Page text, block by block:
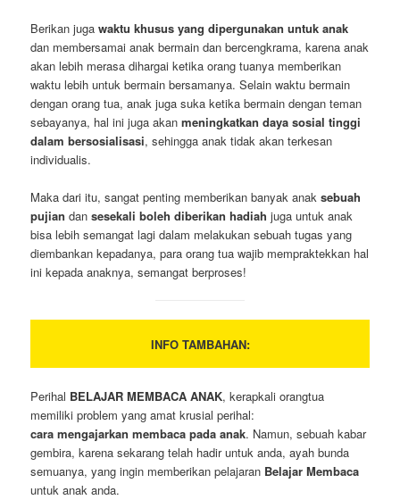
Berikan jugawaktu khusus yang dipergunakan untuk anak
dan membersamai anak bermain dan bercengkrama, karena anak
akan lebih merasa dihargai ketika orang tuanya memberikan
waktu lebih untuk bermain bersamanya. Selain waktu bermain
dengan orang tua, anak juga suka ketika bermain dengan teman
sebayanya, hal ini juga akanmeningkatkan daya sosial tinggi
dalam bersosialisasi, sehingga anak tidak akan terkesan
individualis.
Maka dari itu, sangat penting memberikan banyak anaksebuah
pujian dan sesekali boleh diberikan hadiah juga untuk anak
bisa lebih semangat lagi dalam melakukan sebuah tugas yang
diembankan kepadanya, para orang tua wajib mempraktekkan hal
ini kepada anaknya, semangat berproses!
INFO TAMBAHAN:
Perihal BELAJAR MEMBACA ANAK, kerapkali orangtua
memiliki problem yang amat krusial perihal:
cara mengajarkan membaca pada anak. Namun, sebuah kabar
gembira, karena sekarang telah hadir untuk anda, ayah bunda
semuanya, yang ingin memberikan pelajaran Belajar Membaca
untuk anak anda.